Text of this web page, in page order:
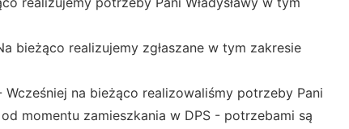
bieżąco realizujemy zgłaszane w tym zakresie
na bieżąco realizowaliśmy potrzeby Pani
momentu zamieszkania w DPS - potrzebami są